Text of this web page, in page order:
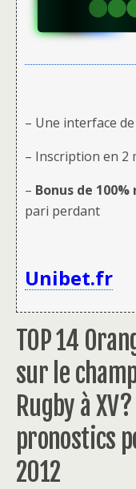
– Une interface
– Inscription en 2
– Bonus de
pari perdant
Unibet.fr
TOP 14
sur le
Rugby à
pronostics
2012